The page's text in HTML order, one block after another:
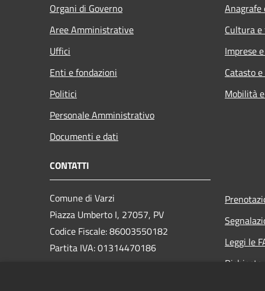
Organi di Governo
Aree Amministrative
Uffici
Enti e fondazioni
Politici
Personale Amministrativo
Documenti e dati
Cultura
Imprese
Catasto
Mobilità
CONTATTI
Comune di Varzi
Piazza Umberto I, 27057, PV
Codice Fiscale: 86003550182
Partita IVA: 01314470186
Leggi le